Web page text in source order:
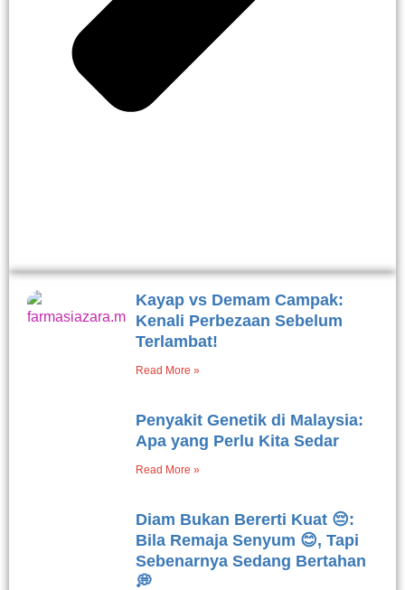
Kayap vs Demam Campak:
Kenali Perbezaan Sebelum
Terlambat!
Read More »
Penyakit Genetik di Malaysia:
Apa yang Perlu Kita Sedar
Read More »
Diam Bukan Bererti Kuat 😔:
Bila Remaja Senyum 😊, Tapi
Sebenarnya Sedang Bertahan
💭